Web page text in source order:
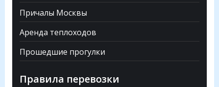
Причалы Москвы
Аренда теплоходов
Прошедшие прогулки
Правила перевозки